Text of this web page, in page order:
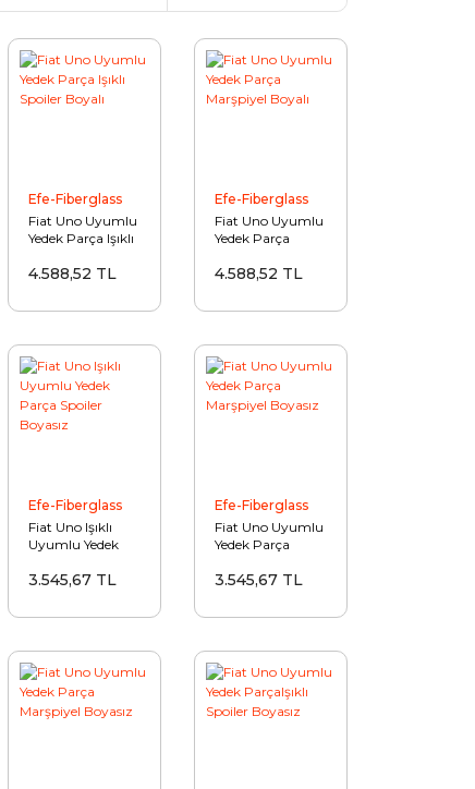
Efe-Fiberglass
Fiat Uno Uyumlu
Yedek Parça Işıklı
4.588,52 TL
Efe-Fiberglass
Fiat Uno Uyumlu
Yedek Parça
4.588,52 TL
Efe-Fiberglass
Fiat Uno Işıklı
Uyumlu Yedek
Boyasız
3.545,67 TL
Efe-Fiberglass
Fiat Uno Uyumlu
Yedek Parça
Boyasız
3.545,67 TL